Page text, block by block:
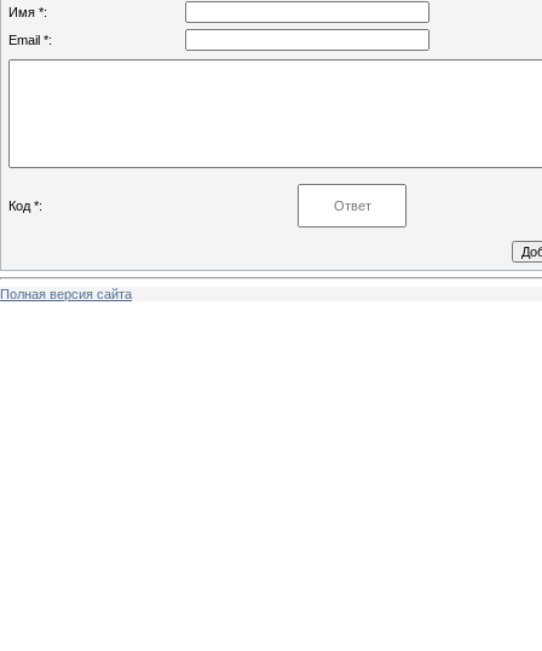
Имя *:
Email *:
Код *:
Полная версия сайта